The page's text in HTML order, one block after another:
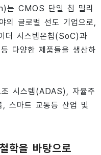
는 CMOS 단일 칩 밀리
의 글로벌 선도 기업으로,
시스템온칩(SoC)과
다양한 제품들을 생산하
시스템(ADAS), 자율주
, 스마트 교통등 산업 및
을 바탕으로